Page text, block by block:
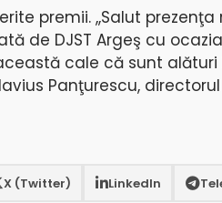
premii. ,,Salut
de DJST Argeş cu
cale că sunt
Panţurescu,
X (Twitter) LinkedIn